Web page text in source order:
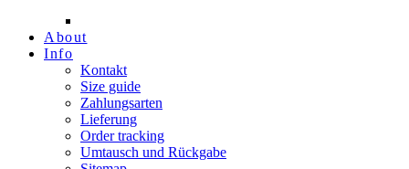
About
Info
Kontakt
Size guide
Zahlungsarten
Lieferung
Order tracking
Umtausch und Rückgabe